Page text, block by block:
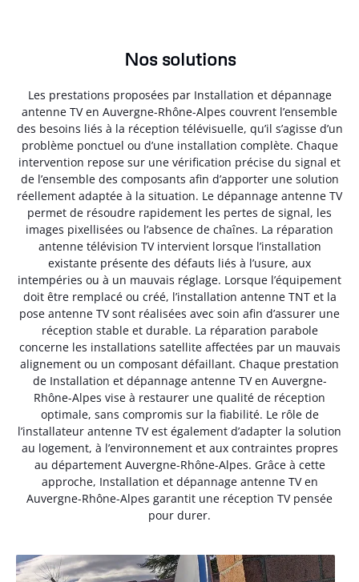
Nos solutions
Les prestations proposées par Installation et dépannage
antenne TV en Auvergne-Rhône-Alpes couvrent l’ensemble
des besoins liés à la réception télévisuelle, qu’il s’agisse d’un
problème ponctuel ou d’une installation complète. Chaque
intervention repose sur une vérification précise du signal et
de l’ensemble des composants afin d’apporter une solution
réellement adaptée à la situation. Le dépannage antenne TV
permet de résoudre rapidement les pertes de signal, les
images pixellisées ou l’absence de chaînes. La réparation
antenne télévision TV intervient lorsque l’installation
existante présente des défauts liés à l’usure, aux
intempéries ou à un mauvais réglage. Lorsque l’équipement
doit être remplacé ou créé, l’installation antenne TNT et la
pose antenne TV sont réalisées avec soin afin d’assurer une
réception stable et durable. La réparation parabole
concerne les installations satellite affectées par un mauvais
alignement ou un composant défaillant. Chaque prestation
de Installation et dépannage antenne TV en Auvergne-
Rhône-Alpes vise à restaurer une qualité de réception
optimale, sans compromis sur la fiabilité. Le rôle de
l’installateur antenne TV est également d’adapter la solution
au logement, à l’environnement et aux contraintes propres
au département Auvergne-Rhône-Alpes. Grâce à cette
approche, Installation et dépannage antenne TV en
Auvergne-Rhône-Alpes garantit une réception TV pensée
pour durer.